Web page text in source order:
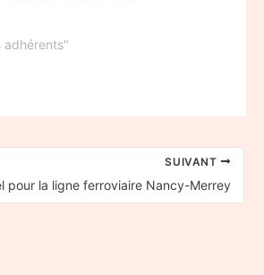
adhérents"
SUIVANT
pour la ligne ferroviaire Nancy-Merrey